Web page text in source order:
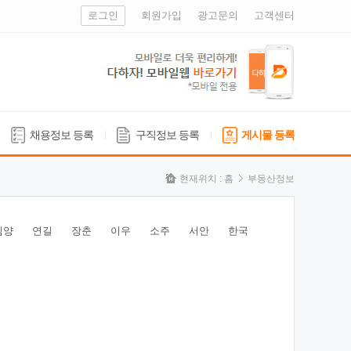
로그인 회원가입 광고문의 고객센터
채용정보 등록 구직정보 등록 게시물 등록
현재위치 : 홈 부동산정보
양 연길 장춘 이우 소주 서안 한국